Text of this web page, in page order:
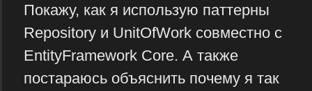
Покажу, как я использую паттерны
Repository и UnitOfWork совместно с
EntityFramework Core. А также
постараюсь объяснить почему я так